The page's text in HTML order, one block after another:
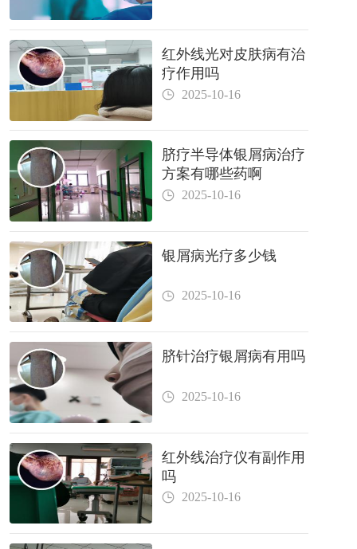
红外线光对皮肤病有治
疗作用吗
2025-10-16
脐疗半导体银屑病治疗
方案有哪些药啊
2025-10-16
银屑病光疗多少钱
2025-10-16
脐针治疗银屑病有用吗
2025-10-16
红外线治疗仪有副作用
吗
2025-10-16